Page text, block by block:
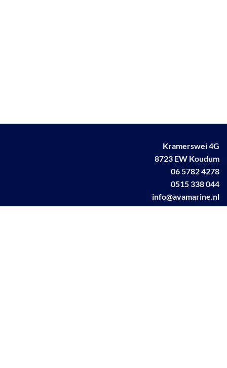
Kramerswei 4G
8723 EW Koudum
06 5782 4278
0515 338 044
info@avamarine.nl